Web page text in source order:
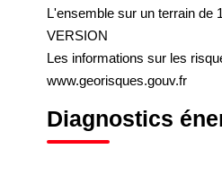
L'ensemble sur un terrain de
VERSION
Les informations sur les
www.georisques.gouv.fr
Diagnostics